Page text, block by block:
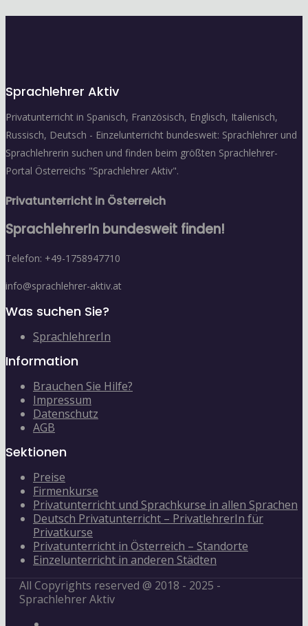
Sprachlehrer Aktiv
Privatunterricht in Spanisch, Französisch, Englisch, Italienisch,
Russisch, Deutsch - Einzelunterricht bundesweit: Sprachlehrer und
Sprachlehrerin suchen und finden beim größten Sprachlehrer-
Portal Österreichs "Sprachlehrer Aktiv".
Privatunterricht in Österreich
SprachlehrerIn bundesweit finden!
Telefon: +49-1758947710
info@sprachlehrer-aktiv.at
Was suchen Sie?
SprachlehrerIn
Information
Brauchen Sie Hilfe?
Impressum
Datenschutz
AGB
Sektionen
Preise
Firmenkurse
Privatunterricht und Sprachkurse in allen Sprachen
Deutsch Privatunterricht – PrivatlehrerIn für
Privatkurse
Privatunterricht in Österreich – Standorte
Einzelunterricht in anderen Städten
All Copyrights reserved @ 2018 - 2025 -
Sprachlehrer Aktiv